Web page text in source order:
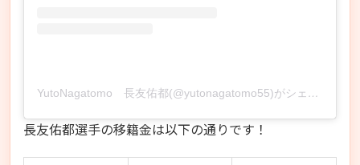
YutoNagatomo 長友佑都(@yutonagatomo55)がシェアした投稿
長友佑都選手の移籍金は以下の通りです！